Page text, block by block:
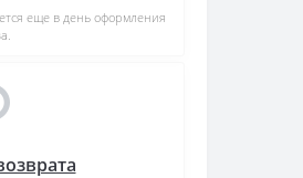
еще в день оформления